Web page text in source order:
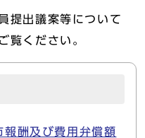
提出議案等について
覧ください。
酬及び費用弁償額